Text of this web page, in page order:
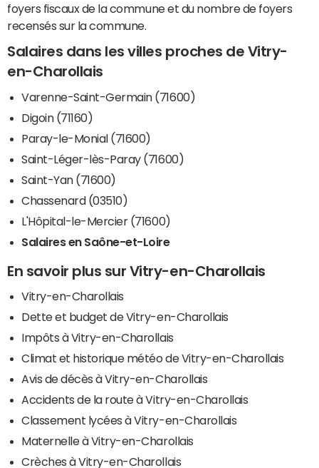
foyers fiscaux de la commune et du nombre de foyers
recensés sur la commune.
Salaires dans les villes proches de Vitry-
en-Charollais
Varenne-Saint-Germain (71600)
Digoin (71160)
Paray-le-Monial (71600)
Saint-Léger-lès-Paray (71600)
Saint-Yan (71600)
Chassenard (03510)
L'Hôpital-le-Mercier (71600)
Salaires en Saône-et-Loire
En savoir plus sur Vitry-en-Charollais
Vitry-en-Charollais
Dette et budget de Vitry-en-Charollais
Impôts à Vitry-en-Charollais
Climat et historique météo de Vitry-en-Charollais
Avis de décès à Vitry-en-Charollais
Accidents de la route à Vitry-en-Charollais
Classement lycées à Vitry-en-Charollais
Maternelle à Vitry-en-Charollais
Crèches à Vitry-en-Charollais